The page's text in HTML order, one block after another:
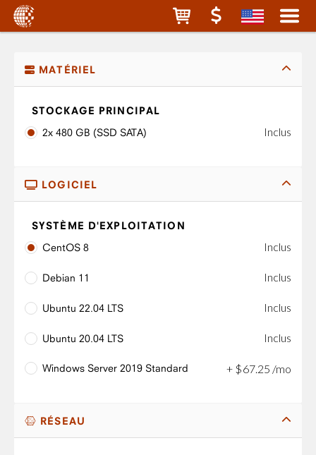
MATÉRIEL
STOCKAGE PRINCIPAL
2x 480 GB (SSD SATA)
Inclus
LOGICIEL
SYSTÈME D'EXPLOITATION
CentOS 8
Inclus
Debian 11 Inclus
Ubuntu 22.04 LTS Inclus
Ubuntu 20.04 LTS Inclus
Windows Server 2019 Standard + $67.25 /mo
RÉSEAU